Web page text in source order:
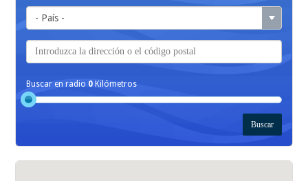
Buscar en radio 0 Kilómetros